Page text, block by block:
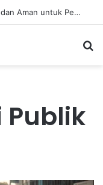
Bisnis Rumahan yang Tumbuh Stabil dan Aman untuk Pendapatan Jangka Panjang
Publik